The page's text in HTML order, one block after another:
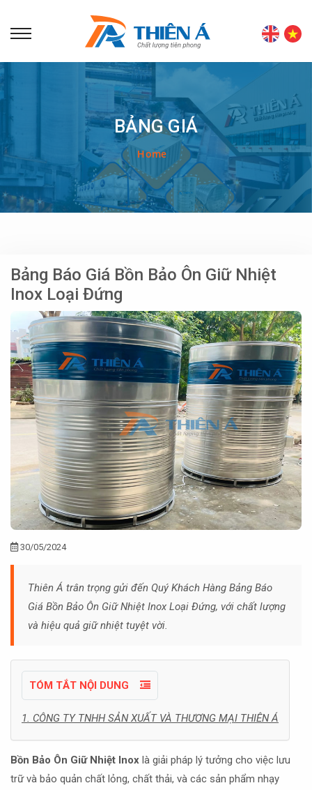
BẢNG GIÁ
Home
Bảng Báo Giá Bồn Bảo Ôn Giữ Nhiệt
Inox Loại Đứng
30/05/2024
Thiên Á trân trọng gửi đến Quý Khách Hàng Bảng Báo
Giá Bồn Bảo Ôn Giữ Nhiệt Inox Loại Đứng, với chất lượng
và hiệu quả giữ nhiệt tuyệt vời.
TÓM TẮT NỘI DUNG
1. CÔNG TY TNHH SẢN XUẤT VÀ THƯƠNG MẠI THIÊN Á
Bồn Bảo Ôn Giữ Nhiệt Inox là giải pháp lý tưởng cho việc lưu
trữ và bảo quản chất lỏng, chất thải, và các sản phẩm nhạy